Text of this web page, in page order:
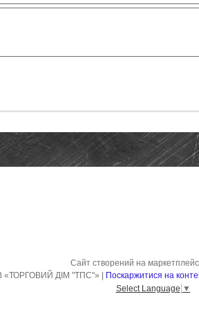
Сайт створений на
Поскаржитися на
Select Language ▼